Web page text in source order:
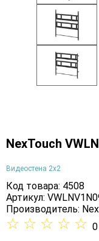
NexTouch
Видеостена 2x2
Код товара: 4508
Артикул:
Производитель:
☆ ☆ ☆ ☆ ☆